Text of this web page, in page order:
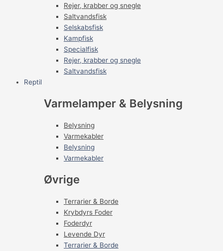
Rejer, krabber og snegle
Saltvandsfisk
Selskabsfisk
Kampfisk
Specialfisk
Rejer, krabber og snegle
Saltvandsfisk
Reptil
Varmelamper & Belysning
Belysning
Varmekabler
Belysning
Varmekabler
Øvrige
Terrarier & Borde
Krybdyrs Foder
Foderdyr
Levende Dyr
Terrarier & Borde